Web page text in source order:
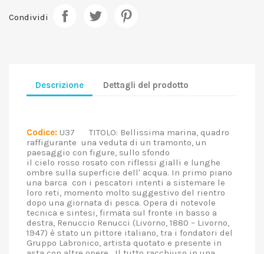
Condividi
Descrizione Dettagli del prodotto
Codice: U37 TITOLO: Bellissima marina, quadro
raffigurante una veduta di un tramonto, un
paesaggio con figure, sullo sfondo
il cielo rosso rosato con riflessi gialli e lunghe
ombre sulla superficie dell' acqua. In primo piano
una barca con i pescatori intenti a sistemare le
loro reti, momento molto suggestivo del rientro
dopo una giornata di pesca. Opera di notevole
tecnica e sintesi, firmata sul fronte in basso a
destra, Renuccio Renucci (Livorno, 1880 – Livorno,
1947) è stato un pittore italiano, tra i fondatori del
Gruppo Labronico, artista quotato e presente in